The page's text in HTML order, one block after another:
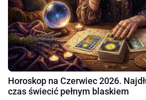
Horoskop na Czerwiec 2026.
czas świecić pełnym blaskiem